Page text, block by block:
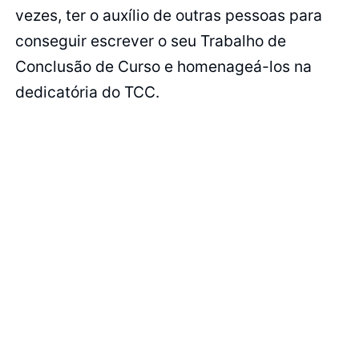
vezes, ter o auxílio de outras pessoas para
conseguir escrever o seu Trabalho de
Conclusão de Curso e homenageá-los na
dedicatória do TCC.